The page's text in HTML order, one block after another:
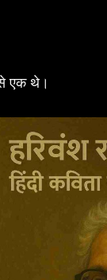
से एक थे।